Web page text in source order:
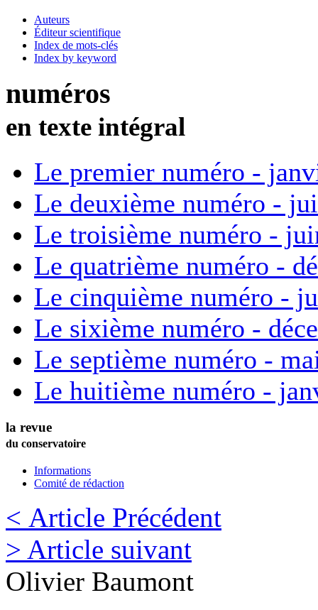
Auteurs
Éditeur scientifique
Index de mots-clés
Index by keyword
numéros
en texte intégral
Le premier numéro -
Le deuxième numéro -
Le troisième numéro -
Le quatrième numéro -
Le cinquième numéro -
Le sixième numéro -
Le septième numéro -
Le huitième numéro -
la revue
du conservatoire
Informations
Comité de rédaction
< Article Précédent
> Article suivant
Olivier Baumont